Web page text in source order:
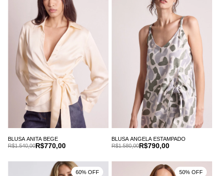
BLUSA ANITA BEGE
R$770,00
R$1.540,00
BLUSA ANGELA ESTAMPADO
R$790,00
R$1.580,00
60% OFF 50% OFF